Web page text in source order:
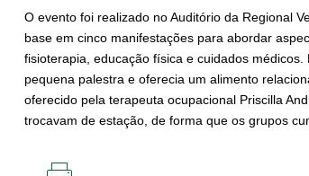
O evento foi realizado no Auditório da Regional
base em cinco manifestações para abordar
fisioterapia, educação física e cuidados
pequena palestra e oferecia um alimento
oferecido pela terapeuta ocupacional Priscilla
trocavam de estação, de forma que os grupos